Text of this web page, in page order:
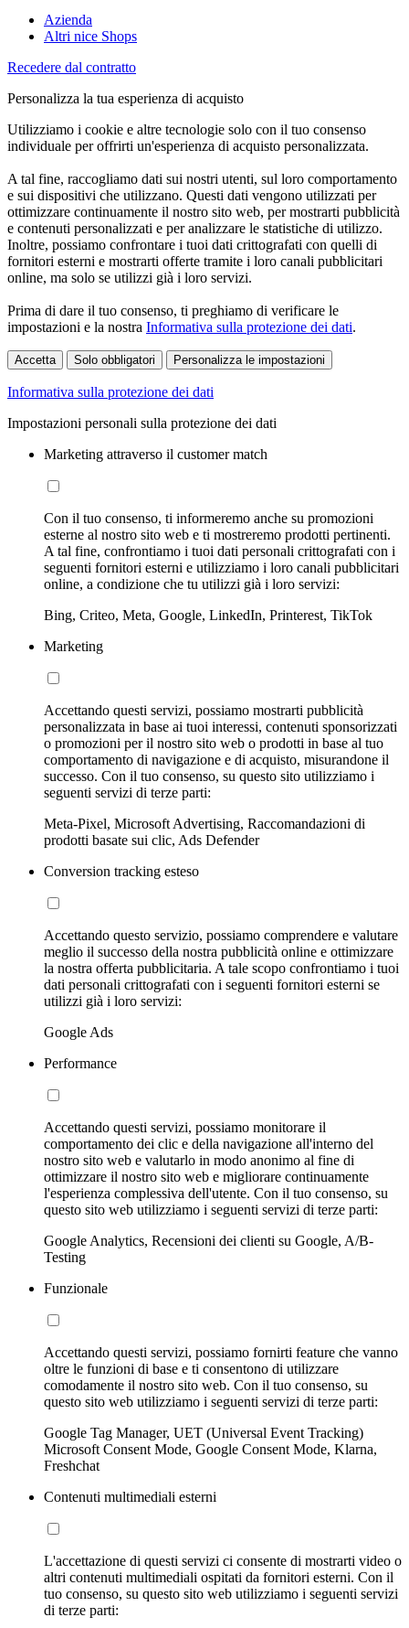
Azienda
Altri nice Shops
Recedere dal contratto
Personalizza la tua esperienza di acquisto
Utilizziamo i cookie e altre tecnologie solo con il tuo consenso
individuale per offrirti un'esperienza di acquisto personalizzata.
A tal fine, raccogliamo dati sui nostri utenti, sul loro comportamento
e sui dispositivi che utilizzano. Questi dati vengono utilizzati per
ottimizzare continuamente il nostro sito web, per mostrarti pubblicità
e contenuti personalizzati e per analizzare le statistiche di utilizzo.
Inoltre, possiamo confrontare i tuoi dati crittografati con quelli di
fornitori esterni e mostrarti offerte tramite i loro canali pubblicitari
online, ma solo se utilizzi già i loro servizi.
Prima di dare il tuo consenso, ti preghiamo di verificare le
impostazioni e la nostra Informativa sulla protezione dei dati.
Accetta Solo obbligatori Personalizza le impostazioni
Informativa sulla protezione dei dati
Impostazioni personali sulla protezione dei dati
Marketing attraverso il customer match
Con il tuo consenso, ti informeremo anche su promozioni
esterne al nostro sito web e ti mostreremo prodotti pertinenti.
A tal fine, confrontiamo i tuoi dati personali crittografati con i
seguenti fornitori esterni e utilizziamo i loro canali pubblicitari
online, a condizione che tu utilizzi già i loro servizi:
Bing, Criteo, Meta, Google, LinkedIn, Printerest, TikTok
Marketing
Accettando questi servizi, possiamo mostrarti pubblicità
personalizzata in base ai tuoi interessi, contenuti sponsorizzati
o promozioni per il nostro sito web o prodotti in base al tuo
comportamento di navigazione e di acquisto, misurandone il
successo. Con il tuo consenso, su questo sito utilizziamo i
seguenti servizi di terze parti:
Meta-Pixel, Microsoft Advertising, Raccomandazioni di
prodotti basate sui clic, Ads Defender
Conversion tracking esteso
Accettando questo servizio, possiamo comprendere e valutare
meglio il successo della nostra pubblicità online e ottimizzare
la nostra offerta pubblicitaria. A tale scopo confrontiamo i tuoi
dati personali crittografati con i seguenti fornitori esterni se
utilizzi già i loro servizi:
Google Ads
Performance
Accettando questi servizi, possiamo monitorare il
comportamento dei clic e della navigazione all'interno del
nostro sito web e valutarlo in modo anonimo al fine di
ottimizzare il nostro sito web e migliorare continuamente
l'esperienza complessiva dell'utente. Con il tuo consenso, su
questo sito web utilizziamo i seguenti servizi di terze parti:
Google Analytics, Recensioni dei clienti su Google, A/B-
Testing
Funzionale
Accettando questi servizi, possiamo fornirti feature che vanno
oltre le funzioni di base e ti consentono di utilizzare
comodamente il nostro sito web. Con il tuo consenso, su
questo sito web utilizziamo i seguenti servizi di terze parti:
Google Tag Manager, UET (Universal Event Tracking)
Microsoft Consent Mode, Google Consent Mode, Klarna,
Freshchat
Contenuti multimediali esterni
L'accettazione di questi servizi ci consente di mostrarti video o
altri contenuti multimediali ospitati da fornitori esterni. Con il
tuo consenso, su questo sito web utilizziamo i seguenti servizi
di terze parti: